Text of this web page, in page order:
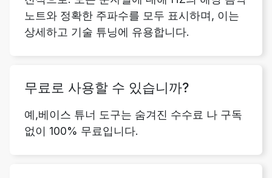
노트와 정확한 주파수를 모두 표시하며, 이는
상세하고 기술 튜닝에 유용합니다.
무료로 사용할 수 있습니까?
예,베이스 튜너 도구는 숨겨진 수수료 나 구독
없이 100% 무료입니다.